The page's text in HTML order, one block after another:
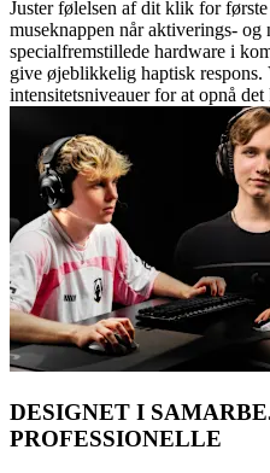
Juster følelsen af dit klik for
museknappen når aktiverings-
specialfremstillede hardware i
give øjeblikkelig haptisk
intensitetsniveauer for at opnå
DESIGNET I
PROFESSIONELLE